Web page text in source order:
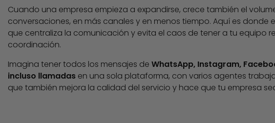
Cuando una empresa empieza a expandirse, crece también el
conversaciones, en más canales y en menos tiempo. Aquí es donde
que centraliza la comunicación y evita el caos de tener a tu equipo
coordinación.
Imagina tener todos los mensajes de WhatsApp, Instagram,
incluso llamadas en una sola plataforma, con varios agentes
que también mejora la calidad del servicio y hace que tu empresa